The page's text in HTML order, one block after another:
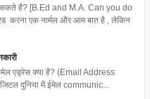
सकते है? [B.Ed and M.A. Can you do
करना एक नार्मल और आम बात है , लेकिन
एड्रेस क्या है? (Email Address
दुनिया में ईमेल communic...